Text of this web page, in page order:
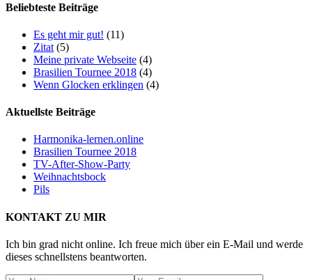
Beliebteste Beiträge
Es geht mir gut! (11)
Zitat (5)
Meine private Webseite (4)
Brasilien Tournee 2018 (4)
Wenn Glocken erklingen (4)
Aktuellste Beiträge
Harmonika-lernen.online
Brasilien Tournee 2018
TV-After-Show-Party
Weihnachtsbock
Pils
KONTAKT ZU MIR
Ich bin grad nicht online. Ich freue mich über ein E-Mail und werde
dieses schnellstens beantworten.